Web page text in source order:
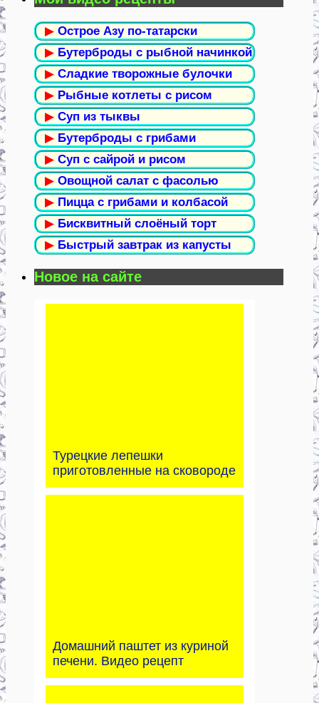
▶ Острое Азу по-татарски
▶ Бутерброды с рыбной начинкой
▶ Сладкие творожные булочки
▶ Рыбные котлеты с рисом
▶ Суп из тыквы
▶ Бутерброды с грибами
▶ Суп с сайрой и рисом
▶ Овощной салат с фасолью
▶ Пицца с грибами и колбасой
▶ Бисквитный слоёный торт
▶ Быстрый завтрак из капусты
Новое на сайте
Турецкие лепешки
приготовленные на сковороде
Домашний паштет из куриной
печени. Видео рецепт